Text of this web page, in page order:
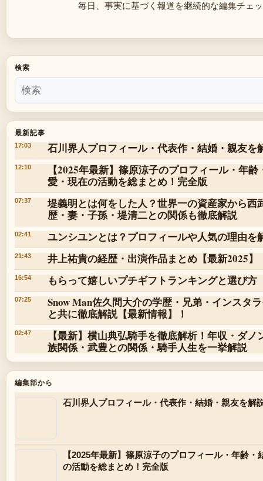
毎日、事実に基づく報道を継続的な編集チェ
検索
最新記事
17:03 石川界人プロフィール・代表作・結婚・親友を
12:10
【2025年最新】篠原涼子のプロフィール・年
愛・現在の活動を総まとめ！完全版
07:37
堤義明とは何をした人？世界一の資産家から西
歴・妻・子孫・堤清二との関係も徹底解説
02:41 ユンシユンとは？プロフィールや人気の理由を
21:43 井上祐貴の経歴・出演作品まとめ【最新2025】
16:54 もらって嬉しいプチギフトランキングと選び方
07:25
Snow Man佐久間大介の学歴・兄弟・インスタ
と共に徹底解説【最新情報】！
02:47
【最新】横山典弘騎手を徹底解析！年収・ダ
族関係・武豊との関係・騎手人生を一挙解説
編集部から
石川界人プロフィール・代表作・結婚・親友を解
【2025年最新】篠原涼子のプロフィール・年齢
の活動を総まとめ！完全版